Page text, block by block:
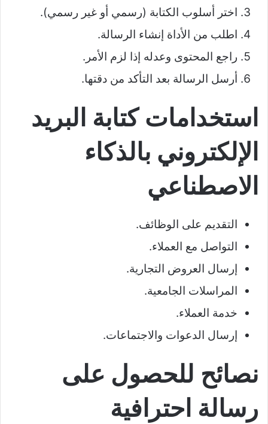
اختر أسلوب الكتابة (رسمي أو غير رسمي).
اطلب من الأداة إنشاء الرسالة.
راجع المحتوى وعدله إذا لزم الأمر.
أرسل الرسالة بعد التأكد من دقتها.
استخدامات كتابة البريد
الإلكتروني بالذكاء
الاصطناعي
التقديم على الوظائف.
التواصل مع العملاء.
إرسال العروض التجارية.
المراسلات الجامعية.
خدمة العملاء.
إرسال الدعوات والاجتماعات.
نصائح للحصول على
رسالة احترافية